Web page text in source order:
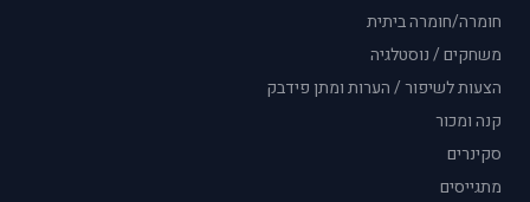
חומרה/חומרה ביתית
משחקים / נוסטלגיה
הצעות לשיפור / הערות ומתן פידבק
קנה ומכור
סקינרים
מתגייסים